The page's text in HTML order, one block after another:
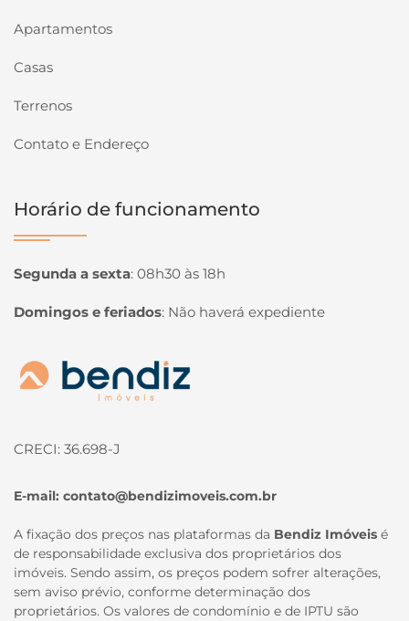
Apartamentos
Casas
Terrenos
Contato e Endereço
Horário de funcionamento
Segunda a sexta: 08h30 às 18h
Domingos e feriados: Não haverá expediente
Página inicial
CRECI: 36.698-J
E-mail: contato@bendizimoveis.com.br
A fixação dos preços nas plataformas da Bendiz Imóveis é
de responsabilidade exclusiva dos proprietários dos
imóveis. Sendo assim, os preços podem sofrer alterações,
sem aviso prévio, conforme determinação dos
proprietários. Os valores de condomínio e de IPTU são